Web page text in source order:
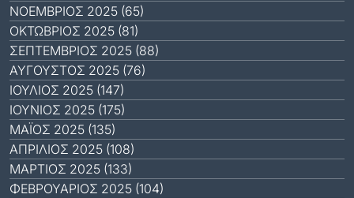
ΝΟΈΜΒΡΙΟΣ 2025 (65)
ΟΚΤΏΒΡΙΟΣ 2025 (81)
ΣΕΠΤΈΜΒΡΙΟΣ 2025 (88)
ΑΎΓΟΥΣΤΟΣ 2025 (76)
ΙΟΎΛΙΟΣ 2025 (147)
ΙΟΎΝΙΟΣ 2025 (175)
ΜΆΙΟΣ 2025 (135)
ΑΠΡΊΛΙΟΣ 2025 (108)
ΜΆΡΤΙΟΣ 2025 (133)
ΦΕΒΡΟΥΆΡΙΟΣ 2025 (104)